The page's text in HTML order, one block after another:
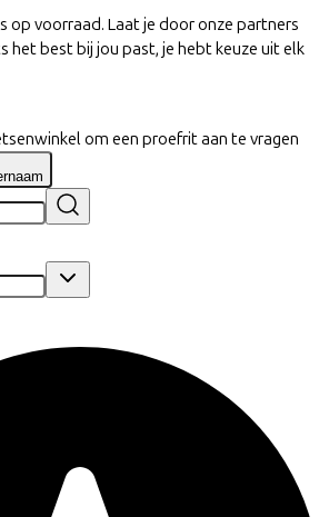
op voorraad. Laat je door onze partners
het best bij jou past, je hebt keuze uit elk
om een proefrit aan te vragen